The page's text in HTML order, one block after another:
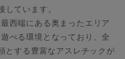
しています。
西端にある奥まったエリア
べる環境となっており、全
とする豊富なアスレチックが